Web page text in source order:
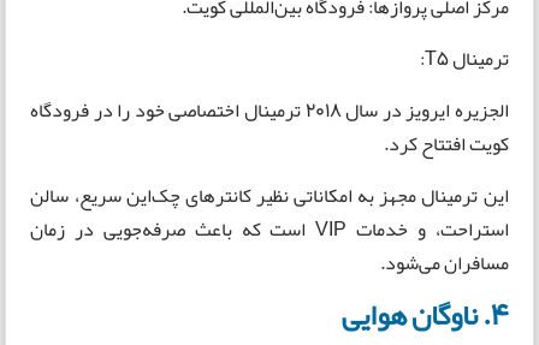
ترمینال T5:
الجزیره ایرویز در سال 2018 ترمینال اختصاصی خود را در فرودگاه
کویت افتتاح کرد.
این ترمینال مجهز به امکاناتی نظیر کانترهای چک‌این سریع، سالن
استراحت، و خدمات VIP است که باعث صرفه‌جویی در زمان
مسافران می‌شود.
4. ناوگان هوایی